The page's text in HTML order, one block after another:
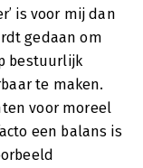
is voor mij dan
gedaan om
bestuurlijk
te maken.
voor moreel
een balans is